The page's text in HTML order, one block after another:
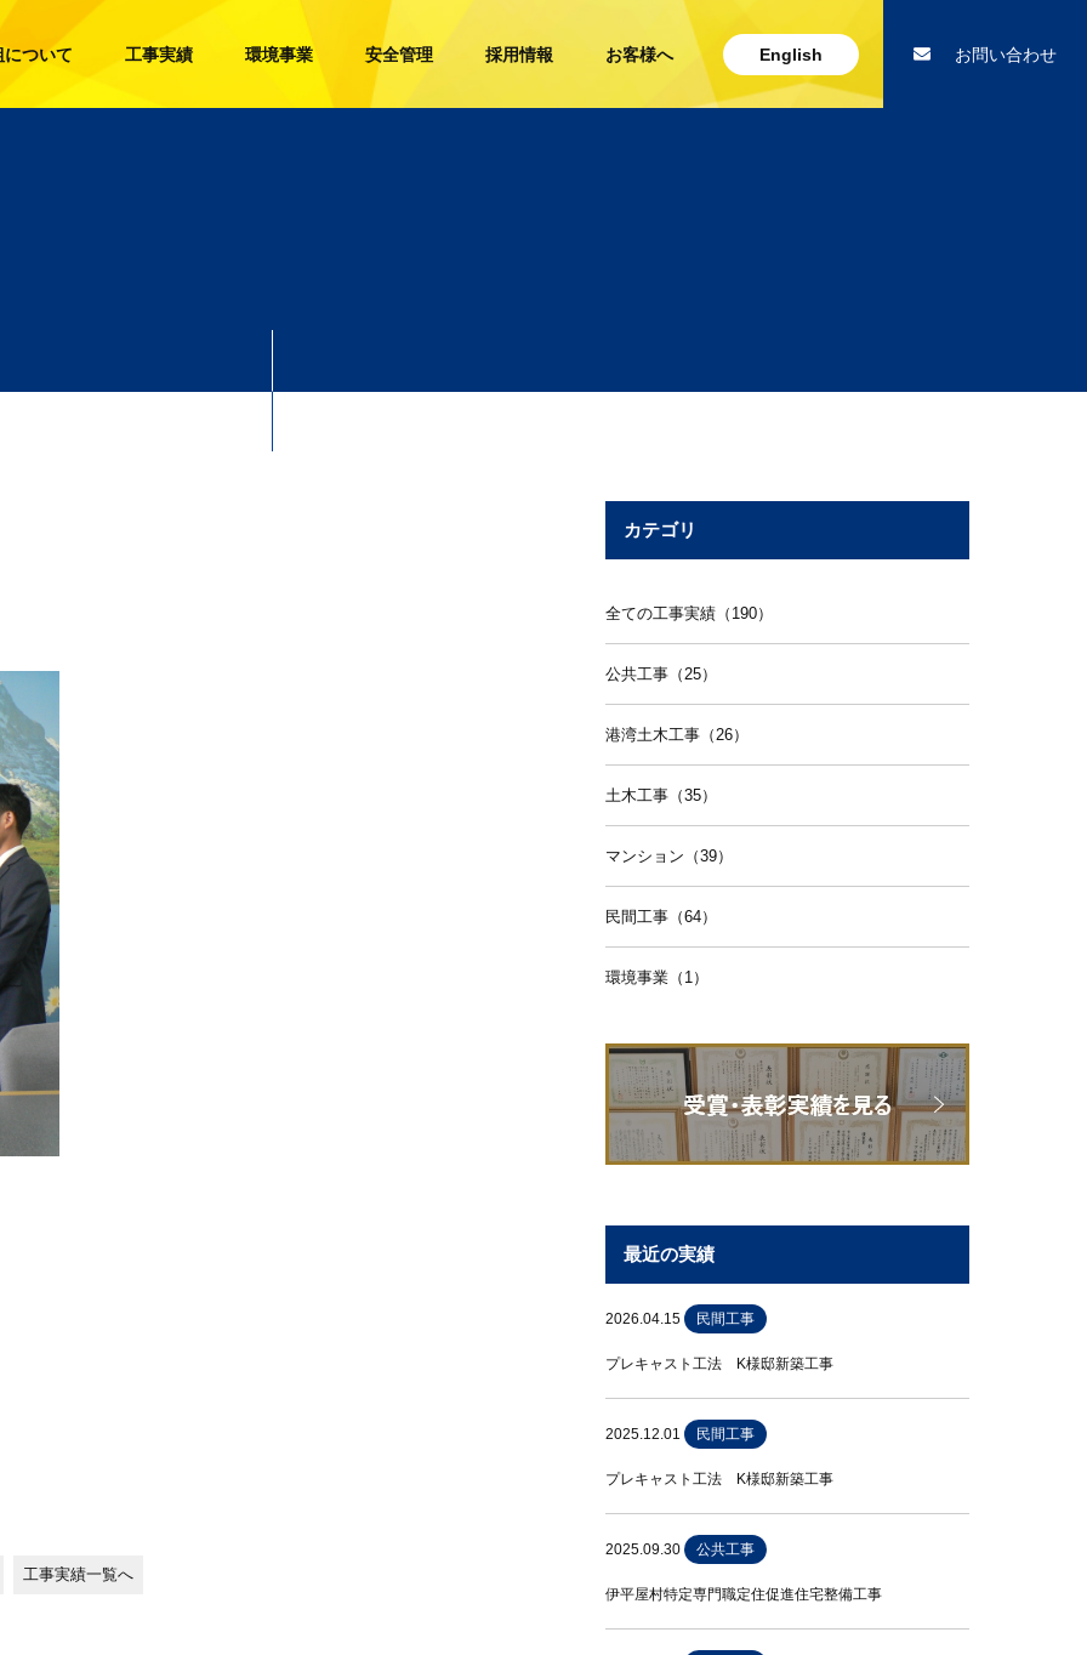
ついて 工事実績 環境事業 安全管理 採用情報 お客様へ English お問い合わせ
工事実績一覧へ
カテゴリ
全ての工事実績（190）
公共工事（25）
港湾土木工事（26）
土木工事（35）
マンション（39）
民間工事（64）
環境事業（1）
最近の実績
2026.04.15 民間工事
プレキャスト工法 K様邸新築工事
2025.12.01 民間工事
プレキャスト工法 K様邸新築工事
2025.09.30 公共工事
伊平屋村特定専門職定住促進住宅整備工事